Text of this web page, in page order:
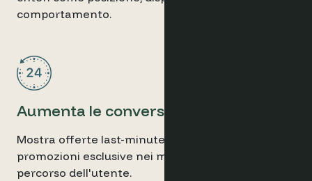
comportamento.
Aumenta le conversioni
Mostra offerte last-minute, popup di exit-intent o
promozioni esclusive nei momenti chiave del
percorso dell'utente.